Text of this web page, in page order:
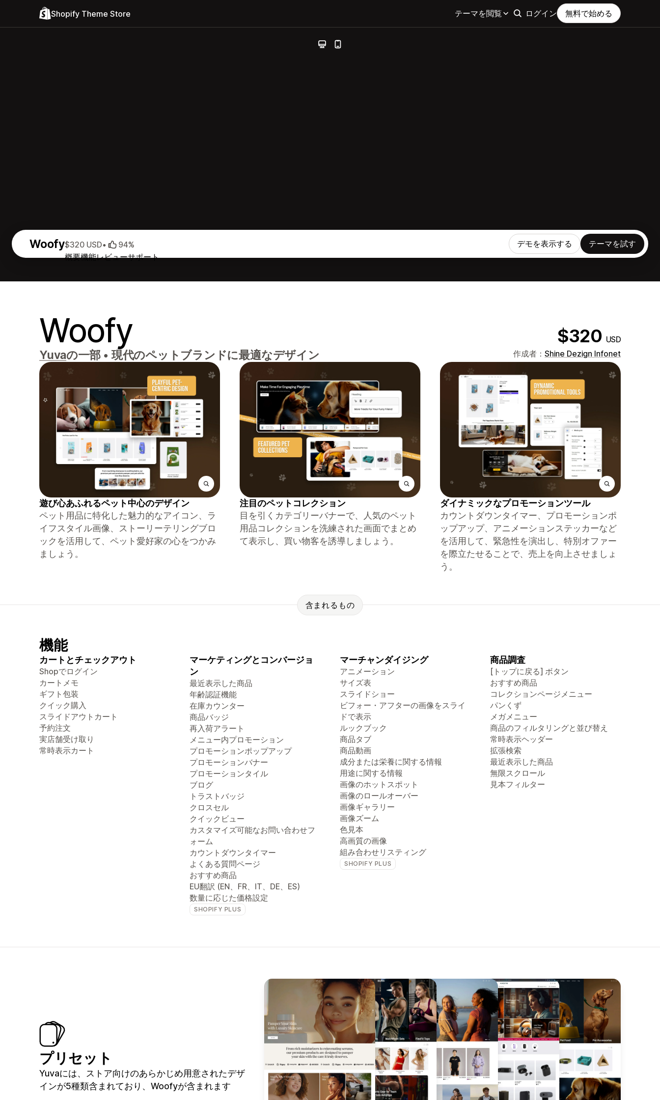
Shopify Theme Store テーマを閲覧 ログイン 無料で始める
Woofy
概要機能レビューサポート
$320 USD• 94% デモを表示する テーマを試す
Woofy $320 USD
Yuvaの一部 • 現代のペットブランドに最適なデザイン 作成者： Shine Dezign Infonet
遊び心あふれるペット中心のデザイン
ペット用品に特化した魅力的なアイコン、ラ
イフスタイル画像、ストーリーテリングブロ
ックを活用して、ペット愛好家の心をつかみ
ましょう。
注目のペットコレクション
目を引くカテゴリーバナーで、人気のペット
用品コレクションを洗練された画面でまとめ
て表示し、買い物客を誘導しましょう。
ダイナミックなプロモーションツール
カウントダウンタイマー、プロモーションポ
ップアップ、アニメーションステッカーなど
を活用して、緊急性を演出し、特別オファー
を際立たせることで、売上を向上させましょ
う。
含まれるもの
機能
カートとチェックアウト
Shopでログイン
カートメモ
ギフト包装
クイック購入
スライドアウトカート
予約注文
実店舗受け取り
常時表示カート
マーケティングとコンバージョ
ン
最近表示した商品
年齢認証機能
在庫カウンター
商品バッジ
再入荷アラート
メニュー内プロモーション
プロモーションポップアップ
プロモーションバナー
プロモーションタイル
ブログ
トラストバッジ
クロスセル
クイックビュー
カスタマイズ可能なお問い合わせフ
ォーム
カウントダウンタイマー
よくある質問ページ
おすすめ商品
EU翻訳 (EN、FR、IT、DE、ES)
数量に応じた価格設定
SHOPIFY PLUS
マーチャンダイジング
アニメーション
サイズ表
スライドショー
ビフォー・アフターの画像をスライ
ドで表示
ルックブック
商品タブ
商品動画
成分または栄養に関する情報
用途に関する情報
画像のホットスポット
画像のロールオーバー
画像ギャラリー
画像ズーム
色見本
高画質の画像
組み合わせリスティング
SHOPIFY PLUS
商品調査
[トップに戻る] ボタン
おすすめ商品
コレクションページメニュー
パンくず
メガメニュー
商品のフィルタリングと並び替え
常時表示ヘッダー
拡張検索
最近表示した商品
無限スクロール
見本フィルター
プリセット
Yuvaには、ストア向けのあらかじめ用意されたデザ
インが5種類含まれており、Woofyが含まれます